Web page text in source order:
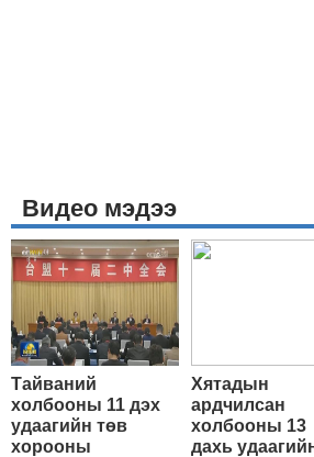
Видео мэдээ
Тайваний
холбооны 11 дэх
удаагийн төв
хорооны
Хятадын
ардчилсан
холбооны 13
дахь